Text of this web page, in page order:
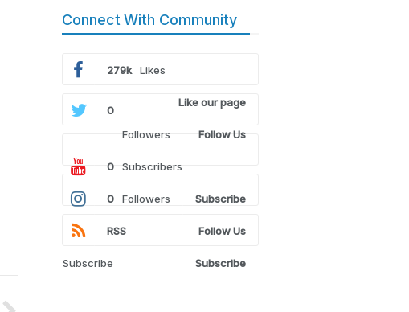
Connect With Community
279k Likes
Like our page
0
Followers
Follow Us
0 Subscribers
Subscribe
0 Followers
Follow Us
RSS
Subscribe Subscribe